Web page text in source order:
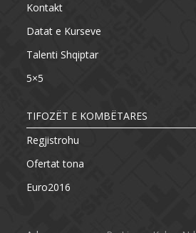
Kontakt
Datat e Kurseve
Talenti Shqiptar
5×5
TIFOZËT E KOMBËTARES
Regjistrohu
Ofertat tona
Euro2016